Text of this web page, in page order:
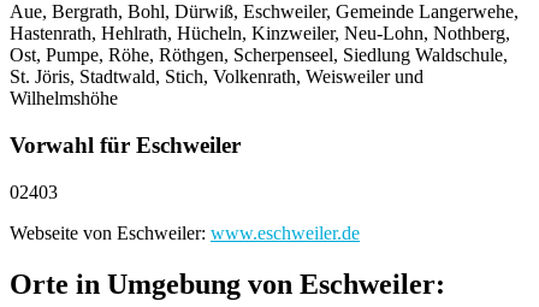
Aue, Bergrath, Bohl, Dürwiß, Eschweiler, Gemeinde Langerwehe,
Hastenrath, Hehlrath, Hücheln, Kinzweiler, Neu-Lohn, Nothberg,
Ost, Pumpe, Röhe, Röthgen, Scherpenseel, Siedlung Waldschule,
St. Jöris, Stadtwald, Stich, Volkenrath, Weisweiler und
Wilhelmshöhe
Vorwahl für Eschweiler
02403
Webseite von Eschweiler: www.eschweiler.de
Orte in Umgebung von Eschweiler: